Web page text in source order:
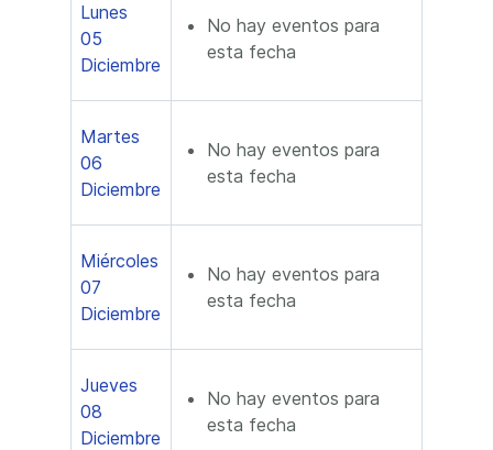
Lunes
05
Diciembre
No hay eventos para
esta fecha
Martes
06
Diciembre
No hay eventos para
esta fecha
Miércoles
07
Diciembre
No hay eventos para
esta fecha
Jueves
08
Diciembre
No hay eventos para
esta fecha